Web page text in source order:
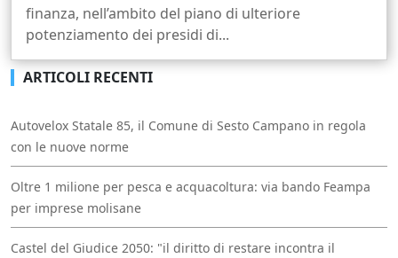
finanza, nell’ambito del piano di ulteriore
potenziamento dei presidi di...
ARTICOLI RECENTI
Autovelox Statale 85, il Comune di Sesto Campano in regola
con le nuove norme
Oltre 1 milione per pesca e acquacoltura: via bando Feampa
per imprese molisane
Castel del Giudice 2050: "il diritto di restare incontra il